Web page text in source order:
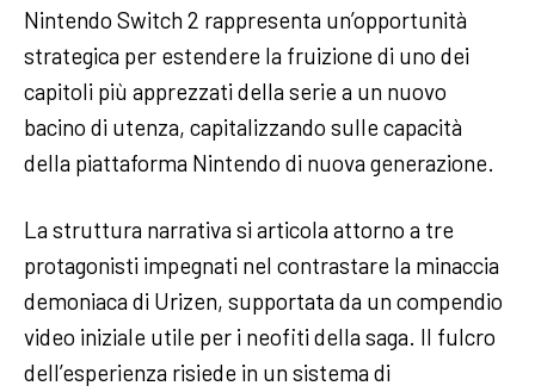
Nintendo Switch 2 rappresenta un’opportunità
strategica per estendere la fruizione di uno dei
capitoli più apprezzati della serie a un nuovo
bacino di utenza, capitalizzando sulle capacità
della piattaforma Nintendo di nuova generazione.
La struttura narrativa si articola attorno a tre
protagonisti impegnati nel contrastare la minaccia
demoniaca di Urizen, supportata da un compendio
video iniziale utile per i neofiti della saga. Il fulcro
dell’esperienza risiede in un sistema di